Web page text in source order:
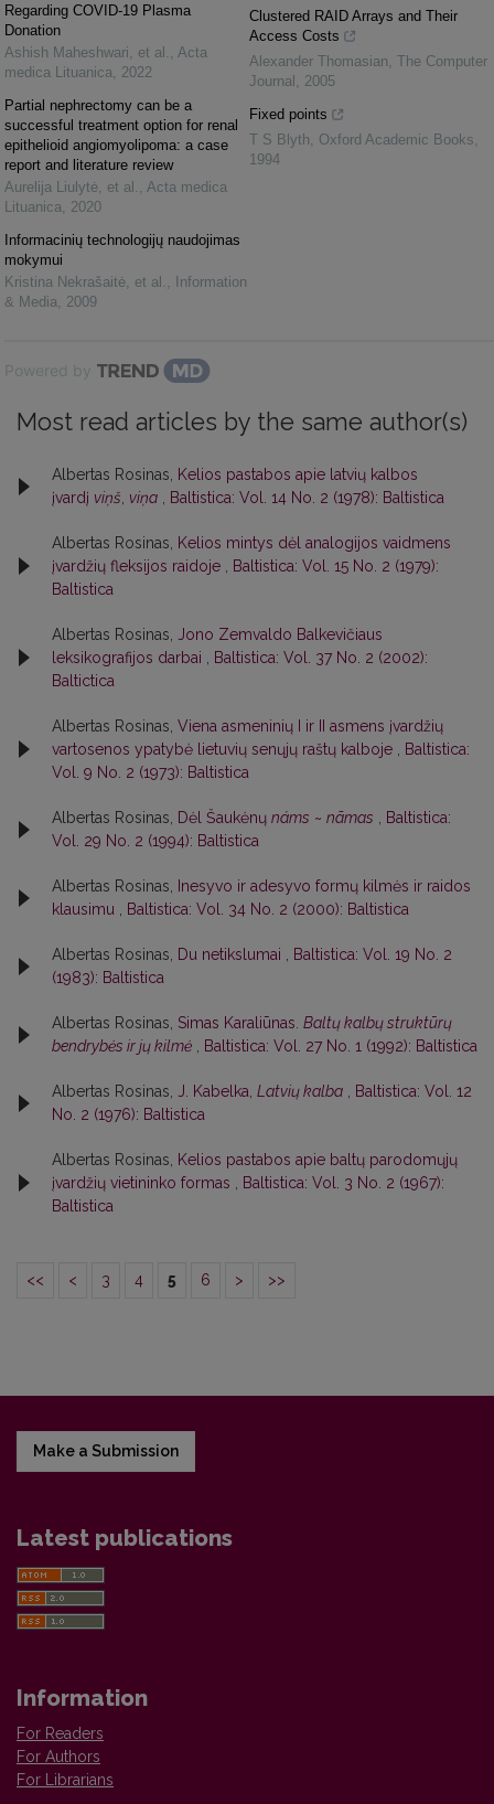
Regarding COVID-19 Plasma
Donation
Ashish Maheshwari, et al.
Acta
medica Lituanica
2022
Partial nephrectomy can be a
successful treatment option for renal
epithelioid angiomyolipoma: a case
report and literature review
Aurelija Liulytė, et al.
Acta medica
Lituanica
2020
Informacinių technologijų naudojimas
mokymui
Kristina Nekrašaitė, et al.
Information
& Media
2009
Clustered RAID Arrays and Their
Access Costs
Alexander Thomasian The Computer
Journal
2005
Fixed points
T S Blyth
Oxford Academic Books
1994
Powered by
Most read articles by the same author(s)
Albertas Rosinas,
Kelios pastabos apie latvių kalbos
įvardį viņš viņa Baltistica: Vol. 14 No. 2 (1978): Baltistica
Albertas Rosinas,
Kelios mintys dėl analogijos vaidmens
įvardžių fleksijos raidoje
Baltistica: Vol. 15 No. 2 (1979):
Baltistica
Albertas Rosinas,
Jono Zemvaldo Balkevičiaus
leksikografijos darbai
Baltistica: Vol. 37 No. 2 (2002):
Baltictica
Albertas Rosinas, Viena asmeninių I ir II asmens įvardžių
vartosenos ypatybė lietuvių senųjų raštų kalboje
Baltistica:
Vol. 9 No. 2 (1973): Baltistica
Albertas Rosinas, Dėl Šaukėnų náms ~ nãmas
Baltistica:
Vol. 29 No. 2 (1994): Baltistica
Albertas Rosinas,
Inesyvo ir adesyvo formų kilmės ir raidos
klausimu
Baltistica: Vol. 34 No. 2 (2000): Baltistica
Albertas Rosinas, Du netikslumai
Baltistica: Vol. 19 No. 2
(1983): Baltistica
Albertas Rosinas, Simas Karaliūnas. Baltų kalbų struktūrų
bendrybės ir jų kilmė
Baltistica: Vol. 27 No. 1 (1992): Baltistica
Albertas Rosinas, J. Kabelka, Latvių kalba
Baltistica: Vol. 12
No. 2 (1976): Baltistica
Albertas Rosinas,
Kelios pastabos apie baltų parodomųjų
įvardžių vietininko formas
Baltistica: Vol. 3 No. 2 (1967):
Baltistica
<< < 3 4 5 6 > >>
Make a Submission
Latest publications
Information
For Readers
For Authors
For Librarians